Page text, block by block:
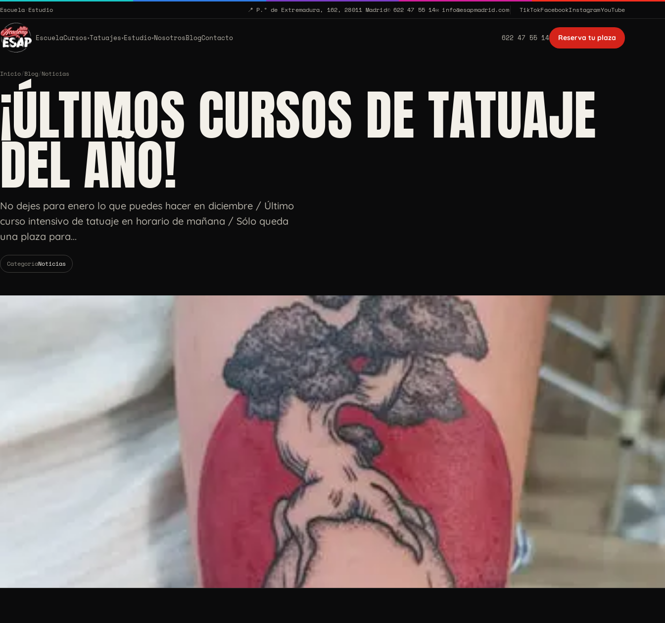
Escuela· Estudio 📍 P.º de Extremadura, 162, 28011 Madrid✆ 622 47 55 14✉ info@esapmadrid.com TikTokFacebookInstagramYouTube
EscuelaCursos▾Tatuajes▾Estudio▾NosotrosBlogContacto 622 47 55 14 Reserva tu plaza
Inicio/Blog/Noticias
¡ÚLTIMOS CURSOS DE TATUAJE
DEL AÑO!
No dejes para enero lo que puedes hacer en diciembre / Último
curso intensivo de tatuaje en horario de mañana / Sólo queda
una plaza para...
CategoríaNoticias